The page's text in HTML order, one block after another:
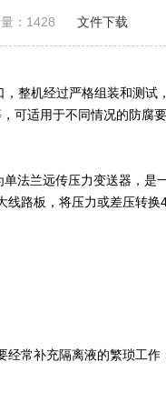
： 1428 文件下载
整机经过严格组装和测
适用于不同情况的防腐
法兰远传压力变送器，
路板，将压力或差压转
常补充隔离液的繁琐工作